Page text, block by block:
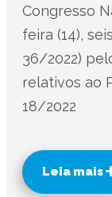
Congresso
feira (14),
36/2022)
relativos ao
18/2022
Leia mais